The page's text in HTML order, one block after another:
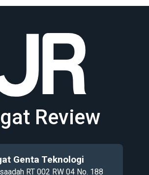
Review
Genta Teknologi
RT 002 RW 04 No. 188